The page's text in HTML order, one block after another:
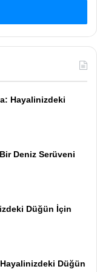
Hayalinizdeki
Deniz Serüveni
Düğün İçin
Düğün